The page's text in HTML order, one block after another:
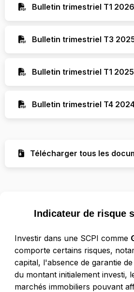
Bulletin trimestriel T1 2026
Bulletin trimestriel T3
Bulletin trimestriel T1 2025
Bulletin trimestriel T4
Télécharger tous les
Indicateur de risque
Investir dans une SCPI comme
comporte certains risques,
capital, l'absence de garantie
du montant initialement investi,
marchés immobiliers pouvant